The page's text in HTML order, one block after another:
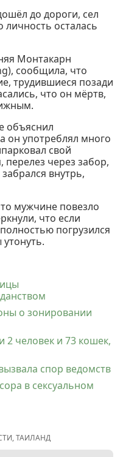
до дороги, сел
личность осталась
Монтакарн
сообщила, что
трудившиеся позади
что он мёртв,
объяснил
он употреблял много
свой
через забор,
внутрь,
мужчине повезло
что если
погрузился
о зонировании
2 человек и 73 кошек,
спор ведомств
в сексуальном
,ТАИЛАНД